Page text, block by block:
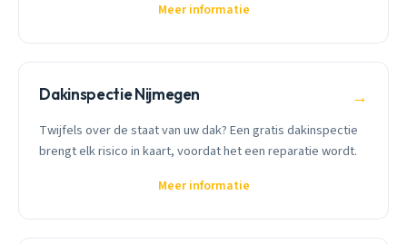
Meer informatie
Dakinspectie Nijmegen →
Twijfels over de staat van uw dak? Een gratis dakinspectie
brengt elk risico in kaart, voordat het een reparatie wordt.
Meer informatie